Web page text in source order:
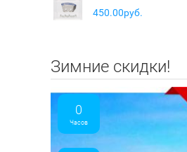
450.00руб.
Зимние скидки!
0
Часов